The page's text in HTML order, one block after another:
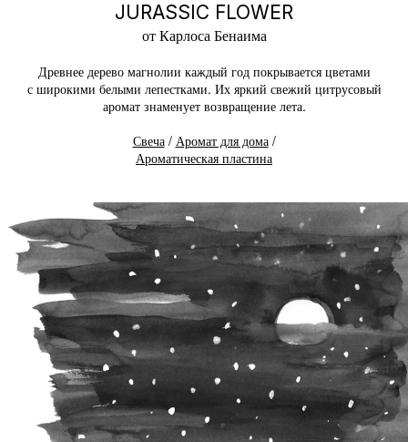
JURASSIC FLOWER
от Карлоса Бенаима
Древнее дерево магнолии каждый год покрывается цветами
с широкими белыми лепестками. Их яркий свежий цитрусовый
аромат знаменует возвращение лета.
Свеча/ Аромат для дома/
Ароматическая пластина